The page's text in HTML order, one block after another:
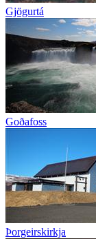
Gjögurtá
Goðafoss
Þorgeirskirkja